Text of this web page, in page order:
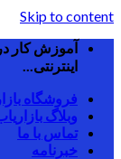
Skip to content
آموزش کار
اینترنتی...
فروشگاه
وبلاگ
تماس با ما
خبرنامه